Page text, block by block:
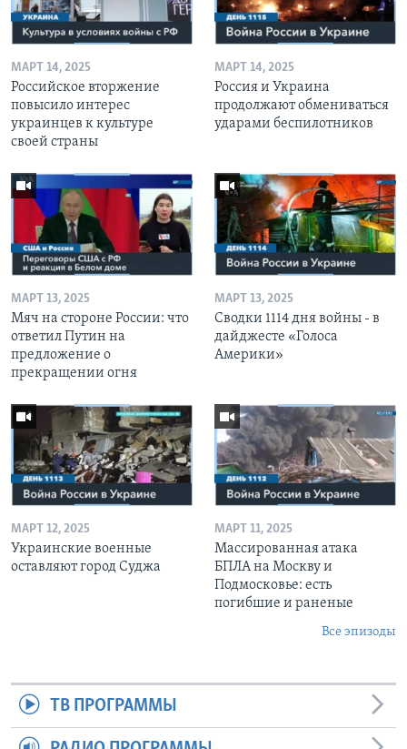
МАРТ 14, 2025
Российское вторжение
повысило интерес
украинцев к культуре
своей страны
МАРТ 14, 2025
Россия и Украина
продолжают обмениваться
ударами беспилотников
МАРТ 13, 2025
Мяч на стороне России: что
ответил Путин на
предложение о
прекращении огня
МАРТ 13, 2025
Сводки 1114 дня войны - в
дайджесте «Голоса
Америки»
МАРТ 12, 2025
Украинские военные
оставляют город Суджа
МАРТ 11, 2025
Массированная атака
БПЛА на Москву и
Подмосковье: есть
погибшие и раненые
Все эпизоды
ТВ ПРОГРАММЫ